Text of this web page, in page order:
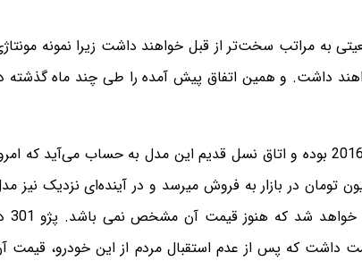
301های وارداتی وضعیتی به مراتب سخت‌تر از قبل خواهند داشت زیرا نمونه
داشت. و همین اتفاق پیش آمده را طی چند ماه گذشته
مدل‌های موجود پژو 301 در ایران همگی با مدل 2016 بوده و اتاق نسل قدیم این مدل به حساب می‌آید که
آبان ماه 96 با قیمتی بین 89 تا 90 میلیون تومان در بازار به فروش میرسد و در آینده‌ای نزدیک نیز
فیس‌لیفت و طراحی
100 میلیون تومان قیمت داشت که پس از عدم استقبال مردم از این خودرو، قیمت